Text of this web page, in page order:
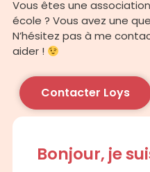
Vous êtes une
école ? Vous avez une
N’hésitez pas à me
aider !
Contacter Loys
Bonjour, je